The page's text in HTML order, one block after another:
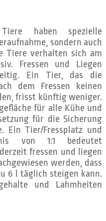
haben spezielle
sondern auch
Tiere verhalten sich am
Fressen und Liegen
Ein Tier, das die
dem Fressen keinen
frisst künftig weniger.
für alle Kühe und
für die Sicherung
Ein Tier/Fressplatz und
von 1:1 bedeutet
fressen und liegen
werden, dass
6 l täglich steigen kann.
und Lahmheiten